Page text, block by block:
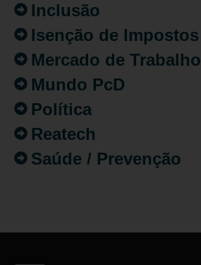
Inclusão
Isenção de Impostos
Mercado de Trabalho
Mundo PcD
Política
Reatech
Saúde / Prevenção